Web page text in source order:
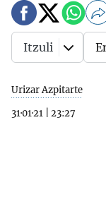
Urizar Azpitarte
31·01·21
23:27
Itzuli